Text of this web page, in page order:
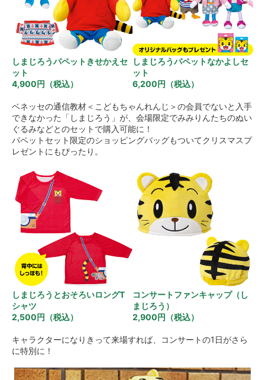
しまじろうパペットきせかえセ
ット
4,900円（税込）
しまじろうパペットなかよしセ
ット
6,200円（税込）
ベネッセの通信教材＜こどもちゃんれんじ＞の会員でないと入手
できなかった「しまじろう」が、会場限定でみみりんたちのぬい
ぐるみなどとのセットで購入可能に！
パペットセット限定のショッピングバッグもついてクリスマスプ
レゼントにもぴったり。
しまじろうとおそろいロングT
シャツ
2,500円（税込）
コンサートファンキャップ（し
まじろう）
2,900円（税込）
キャラクターになりきって来場すれば、コンサートの1日がさら
に特別に！